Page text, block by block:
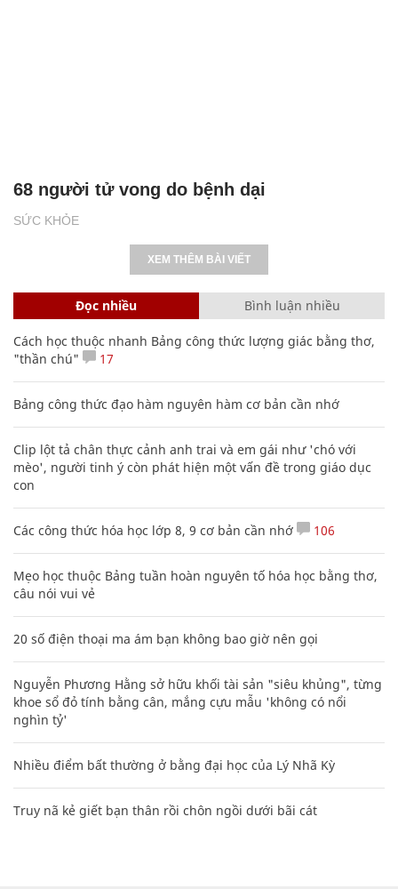
SỨC KHỎE
68 người tử vong do bệnh dại
XEM THÊM BÀI VIẾT
Đọc nhiều Bình luận nhiều
Cách học thuộc nhanh Bảng công thức lượng giác bằng thơ,
"thần chú"
17
Bảng công thức đạo hàm nguyên hàm cơ bản cần nhớ
Clip lột tả chân thực cảnh anh trai và em gái như 'chó với
mèo', người tinh ý còn phát hiện một vấn đề trong giáo dục
con
Các công thức hóa học lớp 8, 9 cơ bản cần nhớ 106
Mẹo học thuộc Bảng tuần hoàn nguyên tố hóa học bằng thơ,
câu nói vui vẻ
20 số điện thoại ma ám bạn không bao giờ nên gọi
Nguyễn Phương Hằng sở hữu khối tài sản "siêu khủng", từng
khoe sổ đỏ tính bằng cân, mắng cựu mẫu 'không có nổi
nghìn tỷ'
Nhiều điểm bất thường ở bằng đại học của Lý Nhã Kỳ
Truy nã kẻ giết bạn thân rồi chôn ngồi dưới bãi cát